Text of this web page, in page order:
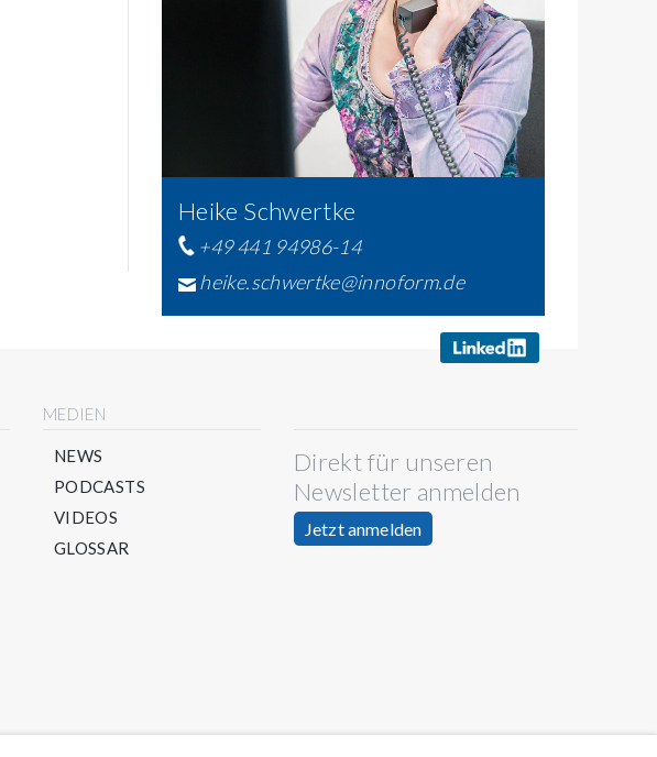
Heike Schwertke
+49 441 94986-14
heike.schwertke@innoform.de
MEDIEN
NEWS
PODCASTS
VIDEOS
GLOSSAR
Direkt für unseren
Newsletter anmelden
Jetzt anmelden